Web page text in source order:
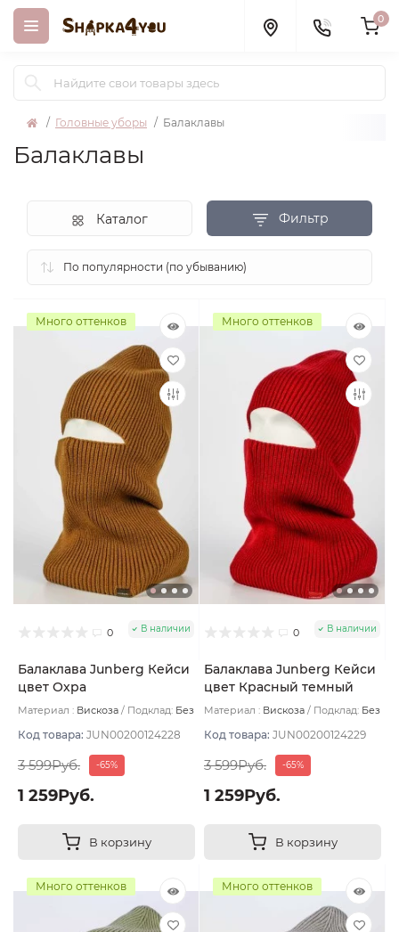
0
Головные уборы Балаклавы
Балаклавы
Фильтр
Каталог
Много оттенков
0 В наличии
Балаклава Junberg Кейси
цвет Охра
Материал : Вискоза Подклад: Без
Код товара: JUN00200124228
3 599Руб. -65%
1 259Руб.
В корзину
Много оттенков
0 В наличии
Балаклава Junberg Кейси
цвет Красный темный
Материал : Вискоза Подклад: Без
Код товара: JUN00200124229
3 599Руб. -65%
1 259Руб.
В корзину
Много оттенков Много оттенков